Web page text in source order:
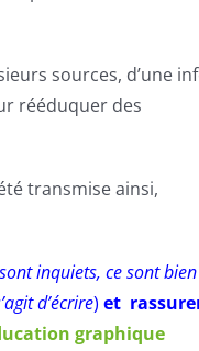
sources, d’une
rééduquer des
transmise ainsi,
inquiets, ce sont bien
d’écrire) et
graphique